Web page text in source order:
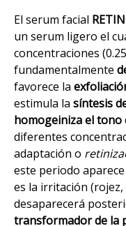
El serum facial
un serum ligero el
concentraciones
fundamentalmente
favorece la
estimula la síntesis
homogeiniza el tono
diferentes
adaptación o
este periodo
es la irritación
desaparecerá
transformador de la